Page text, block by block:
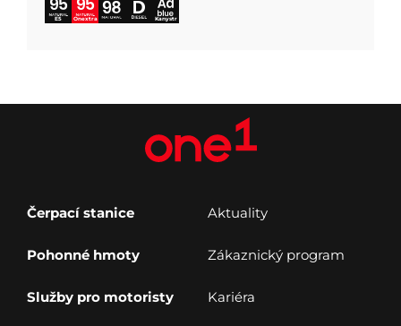
E5 Onextra Kanystr
Čerpací stanice
Pohonné hmoty
Služby pro motoristy
Aktuality
Zákaznický program
Kariéra